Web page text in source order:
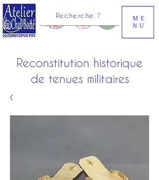
Recherche ?
ME
NU
Reconstitution historique
de tenues militaires